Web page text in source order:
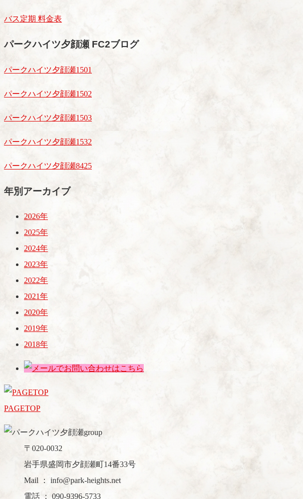
バス定期 料金表
パークハイツ夕顔瀬 FC2ブログ
パークハイツ夕顔瀬1501
パークハイツ夕顔瀬1502
パークハイツ夕顔瀬1503
パークハイツ夕顔瀬1532
パークハイツ夕顔瀬8425
年別アーカイブ
2026年
2025年
2024年
2023年
2022年
2021年
2020年
2019年
2018年
PAGETOP
〒020-0032
岩手県盛岡市夕顔瀬町14番33号
Mail ： info@park-heights.net
電話 ： 090-9396-5733